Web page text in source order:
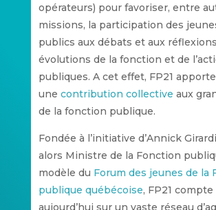
opérateurs) pour favoriser, entre
missions, la participation des
publics aux débats et aux
évolutions de la fonction et de
publiques. A cet effet, FP21 apporte
une contribution collective aux
de la fonction publique.
Fondée à l’initiative d’Annick
alors Ministre de la Fonction
modèle du Forum des jeunes de la
publique québécoise, FP21 compte
aujourd’hui sur un vaste réseau